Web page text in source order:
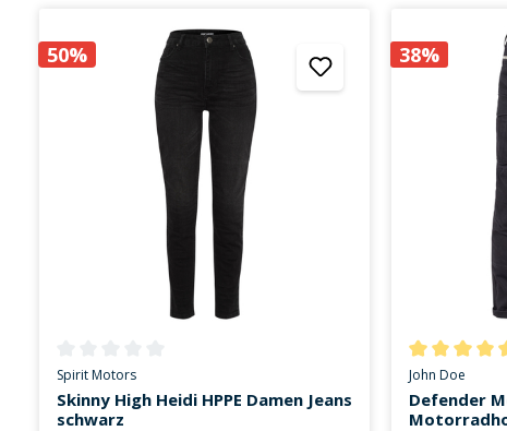
50%
Durchschnittliche Bewertung von 0 von 5 Sternen
Spirit Motors
Skinny High Heidi HPPE Damen Jeans
schwarz
38%
John Doe
Defender